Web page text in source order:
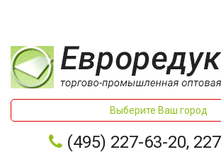
Выберите Ваш город
(495) 227-63-20,